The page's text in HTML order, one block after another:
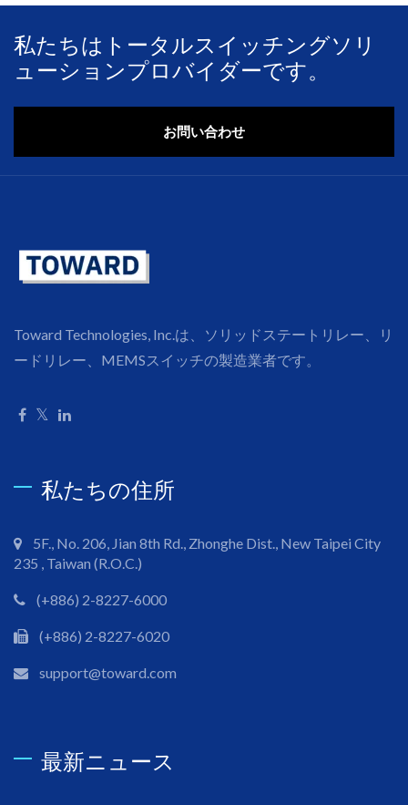
私たちはトータルスイッチングソリ
ューションプロバイダーです。
お問い合わせ
Toward Technologies, Inc.は、ソリッドステートリレー、リ
ードリレー、MEMSスイッチの製造業者です。
私たちの住所
5F., No. 206, Jian 8th Rd., Zhonghe Dist., New Taipei City
235 , Taiwan (R.O.C.)
(+886) 2-8227-6000
(+886) 2-8227-6020
support@toward.com
最新ニュース